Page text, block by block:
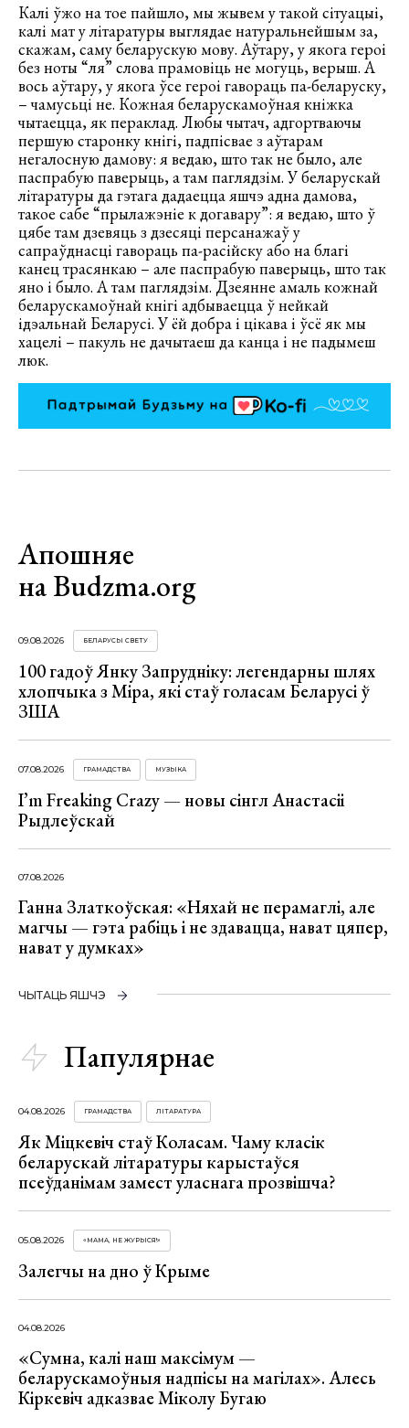
Калі ўжо на тое пайшло, мы жывем у такой сітуацыі,
калі мат у літаратуры выглядае натуральнейшым за,
скажам, саму беларускую мову. Аўтару, у якога героі
без ноты “ля” слова прамовіць не могуць, верыш. А
вось аўтару, у якога ўсе героі гавораць па-беларуску,
– чамусьці не. Кожная беларускамоўная кніжка
чытаецца, як пераклад. Любы чытач, адгортваючы
першую старонку кнігі, падпісвае з аўтарам
негалосную дамову: я ведаю, што так не было, але
паспрабую паверыць, а там паглядзім. У беларускай
літаратуры да гэтага дадаецца яшчэ адна дамова,
такое сабе “прылажэніе к догавару”: я ведаю, што ў
цябе там дзевяць з дзесяці персанажаў у
сапраўднасці гавораць па-расійску або на благі
канец трасянкаю – але паспрабую паверыць, што так
яно і было. А там паглядзім. Дзеянне амаль кожнай
беларускамоўнай кнігі адбываецца ў нейкай
ідэальнай Беларусі. У ёй добра і цікава і ўсё як мы
хацелі – пакуль не дачытаеш да канца і не падымеш
люк.
Апошняе
на Budzma.org
09.08.2026 БЕЛАРУСЫ СВЕТУ
100 гадоў Янку Запрудніку: легендарны шлях
хлопчыка з Міра, які стаў голасам Беларусі ў
ЗША
07.08.2026 ГРАМАДСТВА МУЗЫКА
I’m Freaking Crazy — новы сінгл Анастасіі
Рыдлеўскай
07.08.2026
Ганна Златкоўская: «Няхай не перамаглі, але
магчы — гэта рабіць і не здавацца, нават цяпер,
нават у думках»
ЧЫТАЦЬ ЯШЧЭ
Папулярнае
04.08.2026 ГРАМАДСТВА ЛІТАРАТУРА
Як Міцкевіч стаў Коласам. Чаму класік
беларускай літаратуры карыстаўся
псеўданімам замест уласнага прозвішча?
05.08.2026 «МАМА, НЕ ЖУРЫСЯ!»
Залегчы на дно ў Крыме
04.08.2026
«Сумна, калі наш максімум —
беларускамоўныя надпісы на магілах». Алесь
Кіркевіч адказвае Міколу Бугаю